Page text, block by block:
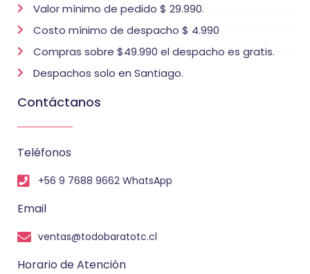
Valor mínimo de pedido $ 29.990.
Costo mínimo de despacho $ 4.990
Compras sobre $49.990 el despacho es gratis.
Despachos solo en Santiago.
Contáctanos
Teléfonos
+56 9 7688 9662 WhatsApp
Email
ventas@todobaratotc.cl
Horario de Atención